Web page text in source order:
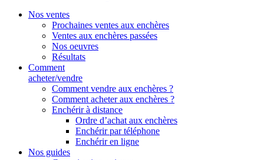
Nos ventes
Prochaines ventes aux enchères
Ventes aux enchères passées
Nos oeuvres
Résultats
Comment
acheter/vendre
Comment vendre aux enchères ?
Comment acheter aux enchères ?
Enchérir à distance
Ordre d’achat aux enchères
Enchérir par téléphone
Enchérir en ligne
Nos guides